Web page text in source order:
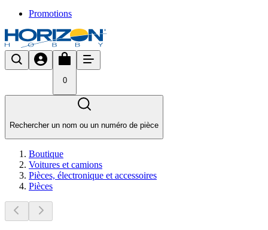
Promotions
0
Rechercher un nom ou un numéro de pièce
Boutique
Voitures et camions
Pièces, électronique et accessoires
Pièces